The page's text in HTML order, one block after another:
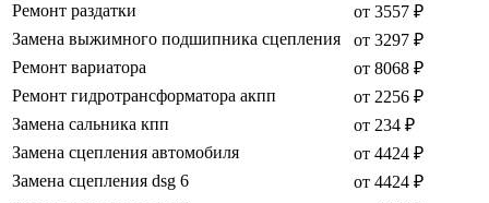
Ремонт раздатки
от 3557 ₽
Замена выжимного подшипника сцепления
от 3297 ₽
Ремонт вариатора
от 8068 ₽
Ремонт гидротрансформатора акпп
от 2256 ₽
Замена сальника кпп
от 234 ₽
Замена сцепления автомобиля
от 4424 ₽
Замена сцепления dsg 6
от 4424 ₽